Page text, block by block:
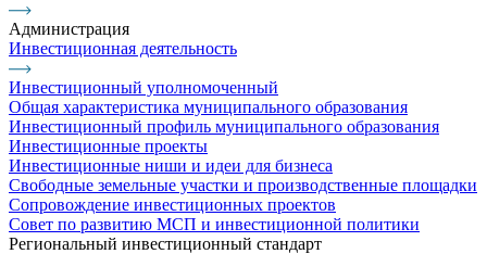
Администрация
Инвестиционная деятельность
Инвестиционный уполномоченный
Общая характеристика муниципального образования
Инвестиционный профиль муниципального образования
Инвестиционные проекты
Инвестиционные ниши и идеи для бизнеса
Свободные земельные участки и производственные площадки
Сопровождение инвестиционных проектов
Совет по развитию МСП и инвестиционной политики
Региональный инвестиционный стандарт